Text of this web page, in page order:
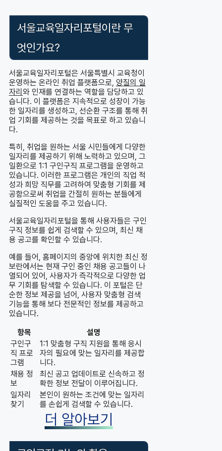
서울교육일자리포털이란 무
엇인가요?
서울교육일자리포털은 서울특별시 교육청이
운영하는 온라인 취업 플랫폼으로, 양질의 일
자리 와 인재를 연결하는 역할을 담당하고 있
습니다. 이 플랫폼은 지속적으로 성장이 가능
한 일자리를 생성하고, 선순환 구조를 통해 취
업 기회를 제공하는 것을 목표로 하고 있습니
다.
특히, 취업을 원하는 서울 시민들에게 다양한
일자리를 제공하기 위해 노력하고 있으며, 그
일환으로 1:1 구인구직 프로그램을 운영하고
있습니다. 이러한 프로그램은 개인의 직업 적
성과 희망 직무를 고려하여 맞춤형 기회를 제
공함으로써 취업을 간절히 원하는 분들에게
실질적인 도움을 주고 있습니다.
서울교육일자리포털을 통해 사용자들은 구인
구직 정보를 쉽게 검색할 수 있으며, 최신 채
용 공고를 확인할 수 있습니다.
예를 들어, 홈페이지의 중앙에 위치한 최신 정
보란에서는 현재 구인 중인 채용 공고들이 나
열되어 있어, 사용자가 즉각적으로 다양한 업
무 기회를 탐색할 수 있습니다. 이 포털은 단
순한 정보 제공을 넘어, 사용자 맞춤형 검색
기능을 통해 보다 전문적인 정보를 제공하고
있습니다.
항목
설명
구인구
직 프로
그램
1:1 맞춤형 구직 지원을 통해 응시
자의 필요에 맞는 일자리를 제공합
니다.
채용 정
보
최신 공고 업데이트로 신속하고 정
확한 정보 전달이 이루어집니다.
일자리
찾기
본인이 원하는 조건에 맞는 일자리
를 손쉽게 검색할 수 있습니다.
더 알아보기